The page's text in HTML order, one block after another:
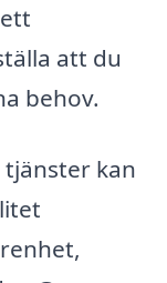
att du
behov.
kan